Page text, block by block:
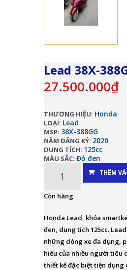
Lead 38X-
27.500.000₫
THƯƠNG HIỆU: Honda
LOẠI: Lead
MSP: 38X-388GG
NĂM ĐĂNG KÝ: 2020
DUNG TÍCH: 125cc
MÀU SẮC: Đỏ đen
THÊM
Còn hàng
Honda Lead, khóa
đen, dung tích 125cc.
những dòng xe đa dụng,
hiếu của nhiều người tiêu
thiết kế đặc biệt tiện dụng